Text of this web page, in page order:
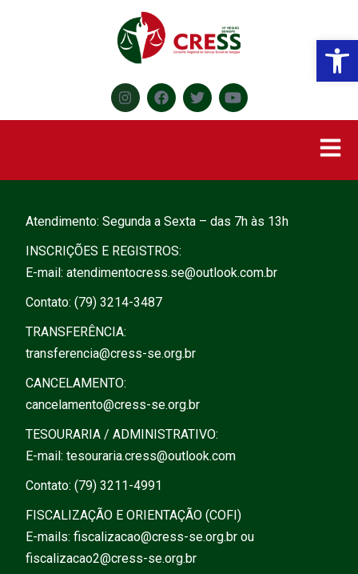
Atendimento: Segunda a Sexta – das 7h às 13h
INSCRIÇÕES E REGISTROS:
E-mail: atendimentocress.se@outlook.com.br
Contato: (79) 3214-3487
TRANSFERÊNCIA:
transferencia@cress-se.org.br
CANCELAMENTO:
cancelamento@cress-se.org.br
TESOURARIA / ADMINISTRATIVO:
E-mail: tesouraria.cress@outlook.com
Contato: (79) 3211-4991
FISCALIZAÇÃO E ORIENTAÇÃO (COFI)
E-mails: fiscalizacao@cress-se.org.br ou
fiscalizacao2@cress-se.org.br